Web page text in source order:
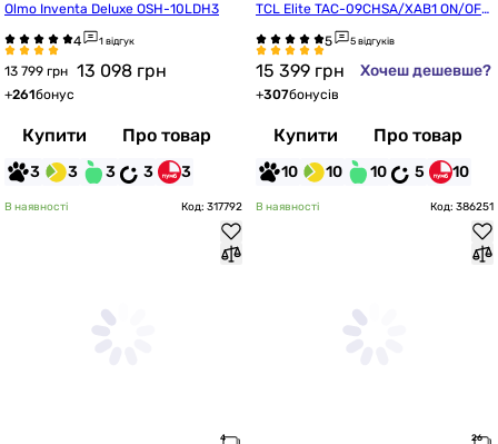
Olmo Inventa Deluxe OSH-10LDH3
1 відгук
13 799 грн 13 098 грн
+261бонус
Купити Про товар
3 3 3 3 3
TCL Elite TAC-09CHSA/XAB1 ON/OFF
R32 WI-FI Ready
5 відгуків
15 399 грн Хочеш дешевше?
+307бонусів
Купити Про товар
10 10 10 5 10
В наявності Код: 317792 В наявності Код: 386251